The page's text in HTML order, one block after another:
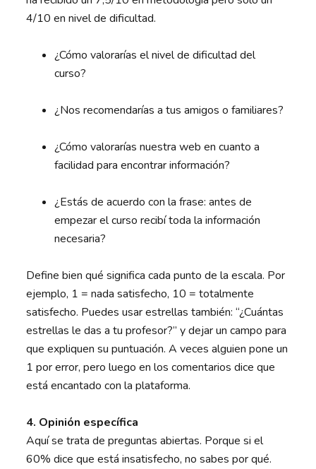
4/10 en nivel de dificultad.
¿Cómo valorarías el nivel de dificultad del
curso?
¿Nos recomendarías a tus amigos o familiares?
¿Cómo valorarías nuestra web en cuanto a
facilidad para encontrar información?
¿Estás de acuerdo con la frase: antes de
empezar el curso recibí toda la información
necesaria?
Define bien qué significa cada punto de la escala. Por
ejemplo, 1 = nada satisfecho, 10 = totalmente
satisfecho. Puedes usar estrellas también: “¿Cuántas
estrellas le das a tu profesor?” y dejar un campo para
que expliquen su puntuación. A veces alguien pone un
1 por error, pero luego en los comentarios dice que
está encantado con la plataforma.
4. Opinión específica
Aquí se trata de preguntas abiertas. Porque si el
60% dice que está insatisfecho, no sabes por qué.